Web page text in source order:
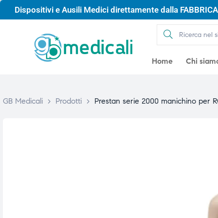
Dispositivi e Ausili Medici direttamente dalla
Home Chi
GB Medicali > Prodotti > Prestan serie 2000 manichino per